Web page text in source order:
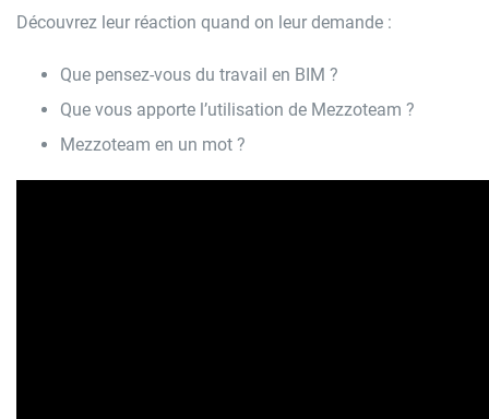
Découvrez leur réaction quand on leur demande :
Que pensez-vous du travail en BIM ?
Que vous apporte l’utilisation de Mezzoteam ?
Mezzoteam en un mot ?